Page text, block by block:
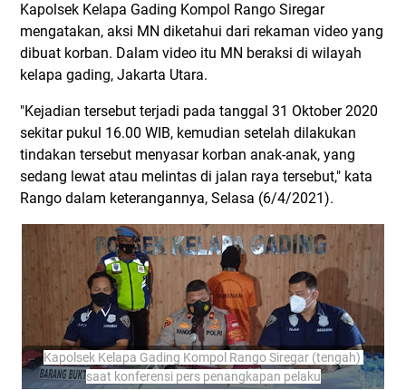
Kapolsek Kelapa Gading Kompol Rango Siregar
mengatakan, aksi MN diketahui dari rekaman video yang
dibuat korban. Dalam video itu MN beraksi di wilayah
kelapa gading, Jakarta Utara.
"Kejadian tersebut terjadi pada tanggal 31 Oktober 2020
sekitar pukul 16.00 WIB, kemudian setelah dilakukan
tindakan tersebut menyasar korban anak-anak, yang
sedang lewat atau melintas di jalan raya tersebut," kata
Rango dalam keterangannya, Selasa (6/4/2021).
Kapolsek Kelapa Gading Kompol Rango Siregar (tengah)
saat konferensi pers penangkapan pelaku